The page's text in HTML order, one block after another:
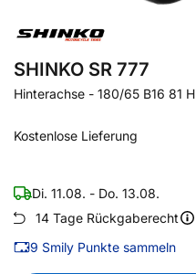
SHINKO SR 777
Hinterachse - 180/65 B16 81 H
Kostenlose Lieferung
Di. 11.08. - Do. 13.08.
14 Tage Rückgaberecht
9 Smily Punkte sammeln